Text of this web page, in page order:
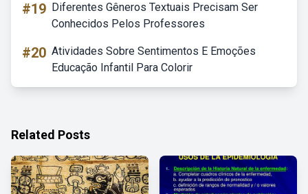
#19 Diferentes Gêneros Textuais Precisam Ser
Conhecidos Pelos Professores
#20 Atividades Sobre Sentimentos E Emoções
Educação Infantil Para Colorir
Related Posts